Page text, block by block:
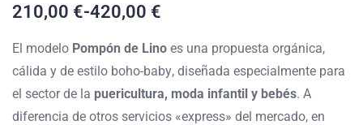
210,00 €-420,00 €
El modelo Pompón de Lino es una propuesta orgánica,
cálida y de estilo boho-baby, diseñada especialmente para
el sector de la puericultura, moda infantil y bebés. A
diferencia de otros servicios «express» del mercado, en